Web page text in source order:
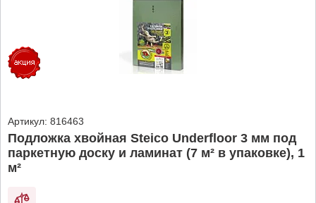
Артикул: 816463
Подложка хвойная Steico Underfloor 3 мм под
паркетную доску и ламинат (7 м² в упаковке), 1
м²